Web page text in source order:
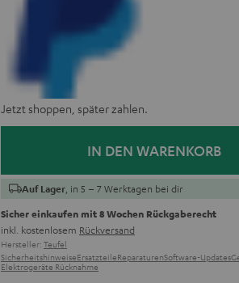
Jetzt shoppen, später zahlen.
IN DEN WARENKORB
Auf Lager , in 5 – 7 Werktagen bei dir
Sicher einkaufen mit 8 Wochen Rückgaberecht
inkl. kostenlosem Rückversand
Hersteller: Teufel
SicherheitshinweiseErsatzteileReparaturenSoftware-Updates
Elektrogeräte Rücknahme